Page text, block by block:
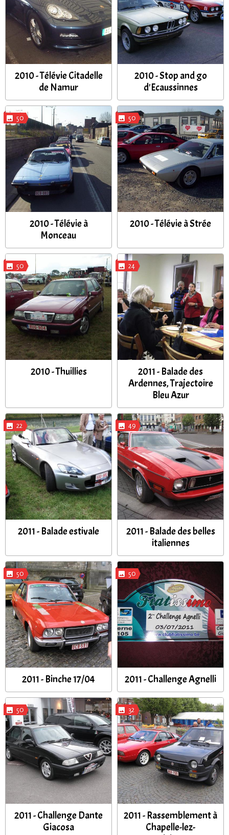
2010 - Télévie Citadelle
de Namur
2010 - Stop and go
d'Ecaussinnes
50
2010 - Télévie à
Monceau
50
2010 - Télévie à Strée
50
2010 - Thuillies
24
2011 - Balade des
Ardennes, Trajectoire
Bleu Azur
22
2011 - Balade estivale
49
2011 - Balade des belles
italiennes
50
2011 - Binche 17/04
50
2011 - Challenge Agnelli
50
2011 - Challenge Dante
Giacosa
32
2011 - Rassemblement à
Chapelle-lez-